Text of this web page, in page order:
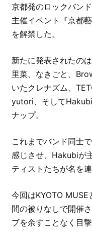
京都発のロックバン
主催イベント『京都
を解禁した。
新たに発表されたの
里菜、なきごと、
いたクレナズム、
yutori、そして
ナップ。
これまでバンド同士
感じさせ、Hakubiが
ティストたちが名を連
今回はKYOTO
間の被りなしで開催
ブを余すことなく目